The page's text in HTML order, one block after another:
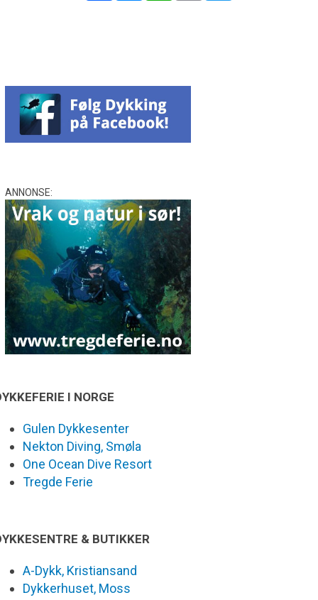
ANNONSE:
I NORGE
Gulen Dykkesenter
Nekton Diving, Smøla
One Ocean Dive Resort
Tregde Ferie
& BUTIKKER
A-Dykk, Kristiansand
Dykkerhuset, Moss